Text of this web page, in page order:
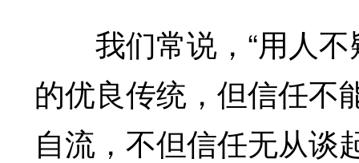
我们常说，“用人不
的优良传统，但信任不
自流，不但信任无从谈